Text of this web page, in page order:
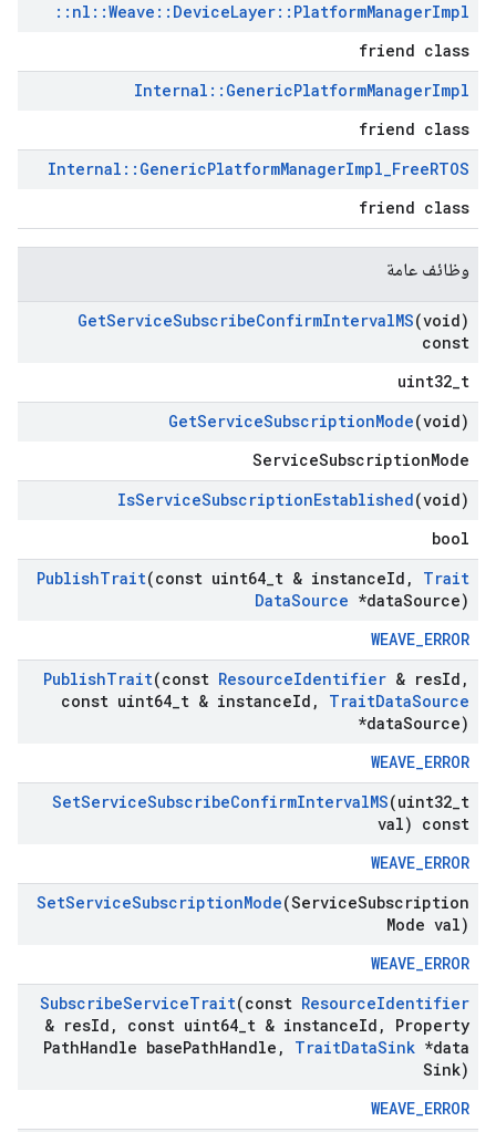
:: nl ::Weave :: DeviceLayer:: PlatformManagerImpl
friend class
Internal :: GenericPlatformManagerImpl
friend class
Internal :: GenericPlatformManagerImpl_FreeRTOS
friend class
وظائف عامة
GetServiceSubscribeConfirmIntervalMS(void)
const
uint32_t
GetServiceSubscriptionMode(void)
ServiceSubscriptionMode
IsServiceSubscriptionEstablished(void)
bool
PublishTrait(const uint64 t & instanceId ,
Trait
DataSource *dataSource)
WEAVE_ERROR
PublishTrait(const ResourceIdentifier & resId ,
const uint64 t & instanceId , TraitDataSource
*dataSource)
WEAVE_ERROR
SetServiceSubscribeConfirmIntervalMS(uint32 t
val) const
WEAVE_ERROR
SetServiceSubscriptionMode(ServiceSubscription
Mode val)
WEAVE_ERROR
SubscribeServiceTrait(const ResourceIdentifier
& resId , const uint64 t & instanceId ,
Property
PathHandle basePathHandle , TraitDataSink *data
Sink)
WEAVE_ERROR